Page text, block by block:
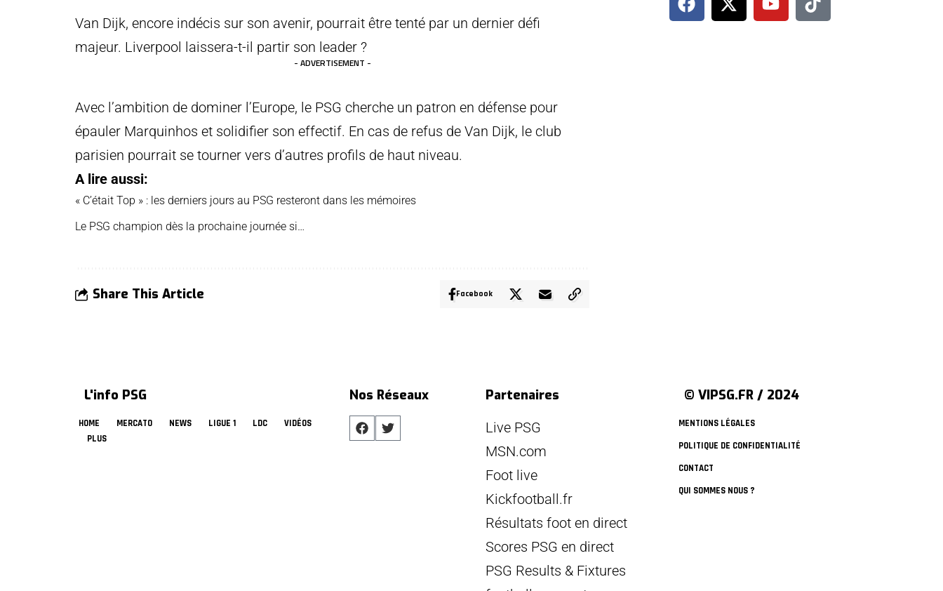
Van Dijk, encore indécis sur son avenir, pourrait être tenté par un dernier défi
majeur. Liverpool laissera-t-il partir son leader ?
- ADVERTISEMENT -
Avec l’ambition de dominer l’Europe, le PSG cherche un patron en défense pour
épauler Marquinhos et solidifier son effectif. En cas de refus de Van Dijk, le club
parisien pourrait se tourner vers d’autres profils de haut niveau.
A lire aussi:
« C’était Top » : les derniers jours au PSG resteront dans les mémoires
Le PSG champion dès la prochaine journée si…
Share This Article Facebook
L'info PSG
HOME MERCATO NEWS LIGUE 1 LDC
VIDÉOS
PLUS
Nos Réseaux
Partenaires
Live PSG
MSN.com
Foot live
Kickfootball.fr
Résultats foot en direct
Scores PSG en direct
PSG Results & Fixtures
© VIPSG.FR / 2024
MENTIONS LÉGALES
POLITIQUE DE CONFIDENTIALITÉ
CONTACT
QUI SOMMES NOUS ?